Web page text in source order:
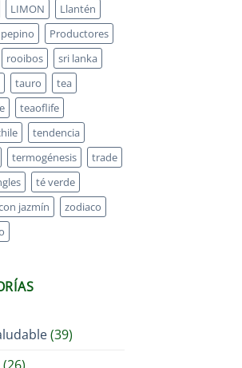
LIMON
Llantén
pepino
Productores
rooibos
sri lanka
tauro
tea
teaoflife
tendencia
termogénesis
trade
té verde
jazmín
zodiaco
(39)